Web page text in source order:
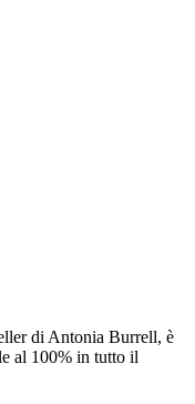
di Antonia Burrell, è
al 100% in tutto il